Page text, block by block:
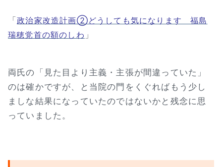
「政治家改造計画②どうしても気になります 福島
瑞穂党首の額のしわ 」
両氏の「見た目より主義・主張が間違っていた」
のは確かですが、と当院の門をくぐればもう少し
ましな結果になっていたのではないかと残念に思
っていました。